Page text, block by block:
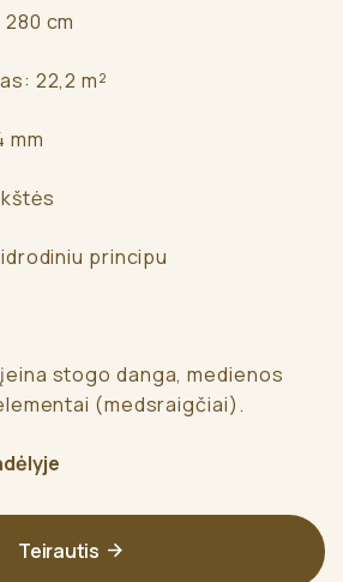
cm
22,2 m²
mm
principu
stogo danga, medienos
(medsraigčiai).
Teirautis